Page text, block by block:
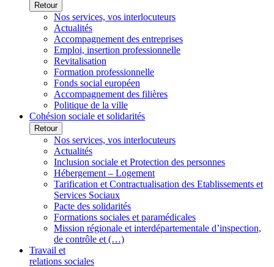
Retour
Nos services, vos interlocuteurs
Actualités
Accompagnement des entreprises
Emploi, insertion professionnelle
Revitalisation
Formation professionnelle
Fonds social européen
Accompagnement des filières
Politique de la ville
Cohésion sociale et solidarités
Retour
Nos services, vos interlocuteurs
Actualités
Inclusion sociale et Protection des personnes
Hébergement – Logement
Tarification et Contractualisation des Etablissements et
Services Sociaux
Pacte des solidarités
Formations sociales et paramédicales
Mission régionale et interdépartementale d’inspection,
de contrôle et (…)
Travail et
relations sociales